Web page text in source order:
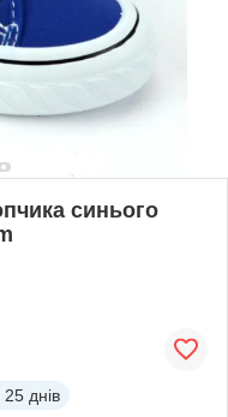
синього
25 днів